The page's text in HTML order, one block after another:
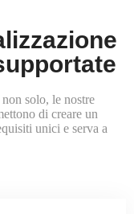
solo, le nostre
di creare un
unici e serva a